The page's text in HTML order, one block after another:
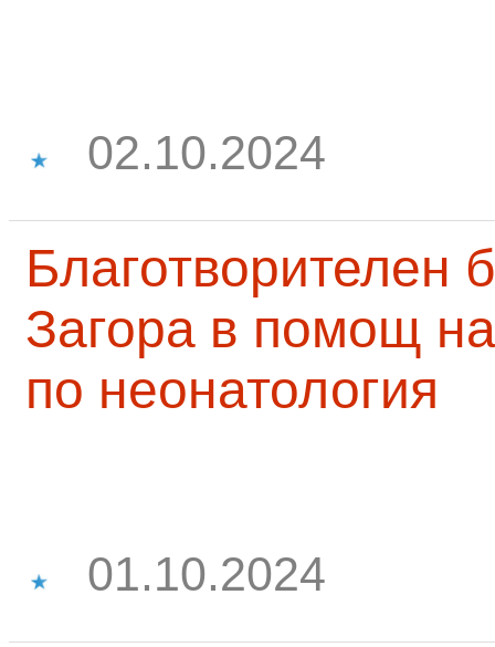
02.10.2024
Благотворителен
Загора в помощ
по неонатология
01.10.2024